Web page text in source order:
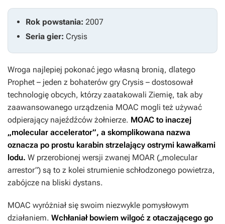
Rok powstania: 2007
Seria gier: Crysis
Wroga najlepiej pokonać jego własną bronią, dlatego
Prophet – jeden z bohaterów gry Crysis – dostosował
technologię obcych, którzy zaatakowali Ziemię, tak aby
zaawansowanego urządzenia MOAC mogli też używać
odpierający najeźdźców żołnierze. MOAC to inaczej
„molecular accelerator”, a skomplikowana nazwa
oznacza po prostu karabin strzelający ostrymi kawałkami
lodu. W przerobionej wersji zwanej MOAR („molecular
arrestor”) są to z kolei strumienie schłodzonego powietrza,
zabójcze na bliski dystans.
MOAC wyróżniał się swoim niezwykle pomysłowym
działaniem. Wchłaniał bowiem wilgoć z otaczającego go